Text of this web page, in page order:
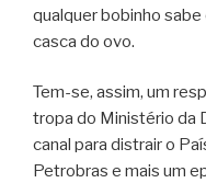
qualquer bobinho sabe
casca do ovo.
Tem-se, assim, um
tropa do Ministério da
canal para distrair o
Petrobras e mais um